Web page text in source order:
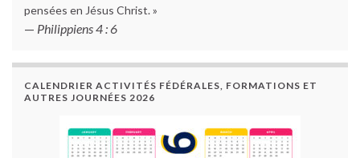
pensées en Jésus Christ. »
— Philippiens 4 : 6
CALENDRIER ACTIVITÉS FÉDÉRALES, FORMATIONS ET
AUTRES JOURNÉES 2026